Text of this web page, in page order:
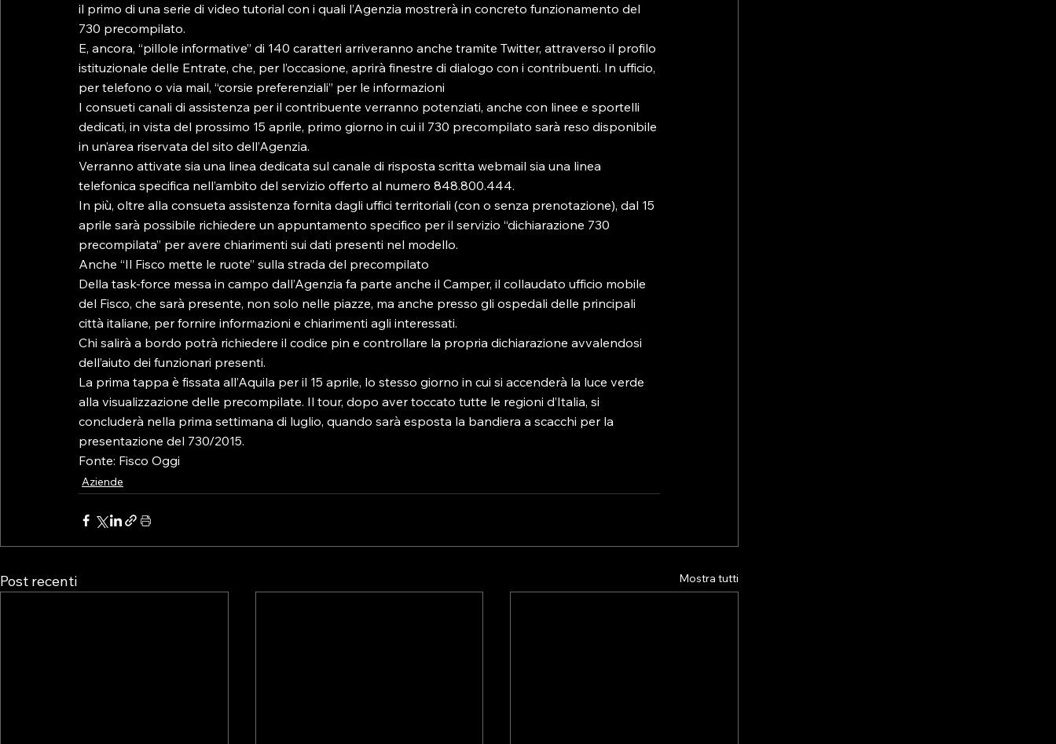
il primo di una serie di video tutorial con i quali l’Agenzia mostrerà in concreto funzionamento del
730 precompilato.
E, ancora, “pillole informative” di 140 caratteri arriveranno anche tramite Twitter, attraverso il profilo
istituzionale delle Entrate, che, per l’occasione, aprirà finestre di dialogo con i contribuenti. In ufficio,
per telefono o via mail, “corsie preferenziali” per le informazioni
I consueti canali di assistenza per il contribuente verranno potenziati, anche con linee e sportelli
dedicati, in vista del prossimo 15 aprile, primo giorno in cui il 730 precompilato sarà reso disponibile
in un’area riservata del sito dell’Agenzia.
Verranno attivate sia una linea dedicata sul canale di risposta scritta webmail sia una linea
telefonica specifica nell’ambito del servizio offerto al numero 848.800.444.
In più, oltre alla consueta assistenza fornita dagli uffici territoriali (con o senza prenotazione), dal 15
aprile sarà possibile richiedere un appuntamento specifico per il servizio “dichiarazione 730
precompilata” per avere chiarimenti sui dati presenti nel modello.
Anche “Il Fisco mette le ruote” sulla strada del precompilato
Della task-force messa in campo dall’Agenzia fa parte anche il Camper, il collaudato ufficio mobile
del Fisco, che sarà presente, non solo nelle piazze, ma anche presso gli ospedali delle principali
città italiane, per fornire informazioni e chiarimenti agli interessati.
Chi salirà a bordo potrà richiedere il codice pin e controllare la propria dichiarazione avvalendosi
dell’aiuto dei funzionari presenti.
La prima tappa è fissata all’Aquila per il 15 aprile, lo stesso giorno in cui si accenderà la luce verde
alla visualizzazione delle precompilate. Il tour, dopo aver toccato tutte le regioni d’Italia, si
concluderà nella prima settimana di luglio, quando sarà esposta la bandiera a scacchi per la
presentazione del 730/2015.
Fonte: Fisco Oggi
Aziende
Post recenti Mostra tutti